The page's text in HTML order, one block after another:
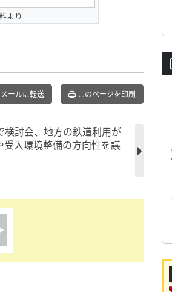
より
メールに転送 このページを印刷
討会、地方の鉄道利用が
入環境整備の方向性を議